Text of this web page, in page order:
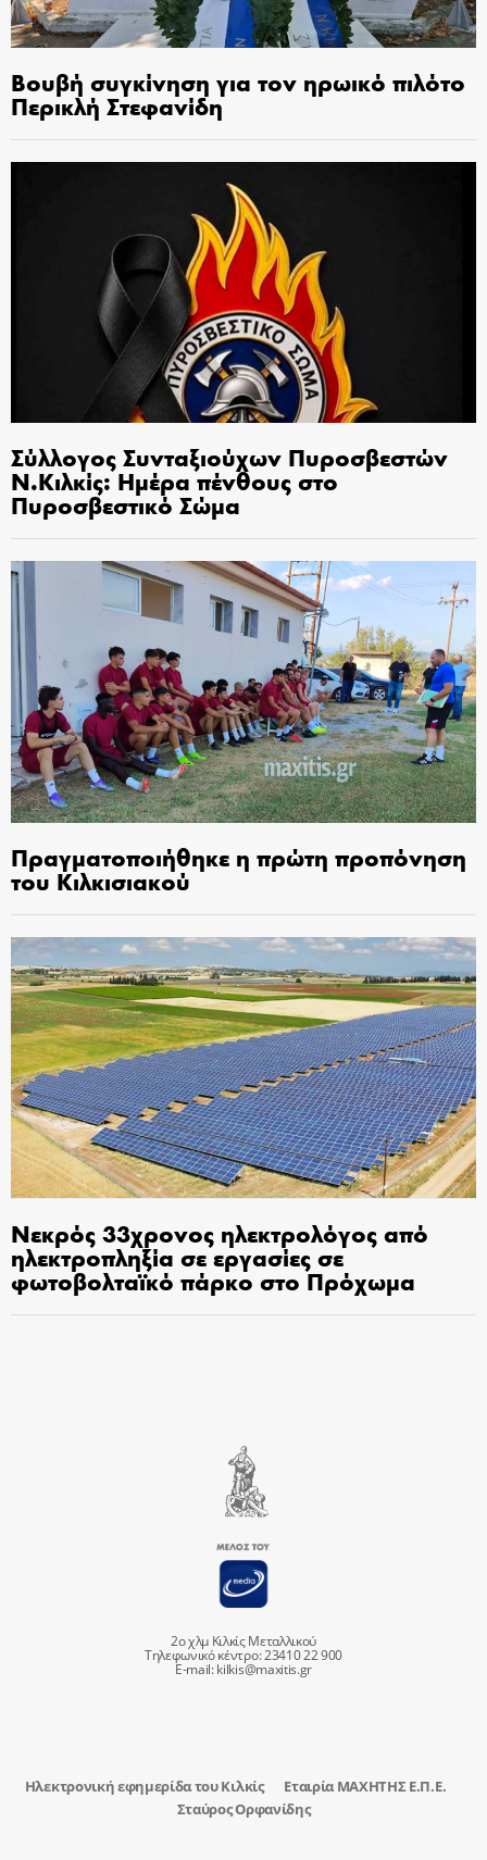
Βουβή συγκίνηση για τον ηρωικό πιλότο
Περικλή Στεφανίδη
Σύλλογος Συνταξιούχων Πυροσβεστών
Ν.Κιλκίς: Ημέρα πένθους στο
Πυροσβεστικό Σώμα
Πραγματοποιήθηκε η πρώτη προπόνηση
του Κιλκισιακού
Νεκρός 33χρονος ηλεκτρολόγος από
ηλεκτροπληξία σε εργασίες σε
φωτοβολταϊκό πάρκο στο Πρόχωμα
2ο χλμ Κιλκίς Μεταλλικού
Τηλεφωνικό κέντρο: 23410 22 900
E-mail:kilkis@maxitis.gr
Ηλεκτρονική εφημερίδα του Κιλκίς
Εταιρία ΜΑΧΗΤΗΣ Ε.Π.Ε.
Σταύρος Ορφανίδης